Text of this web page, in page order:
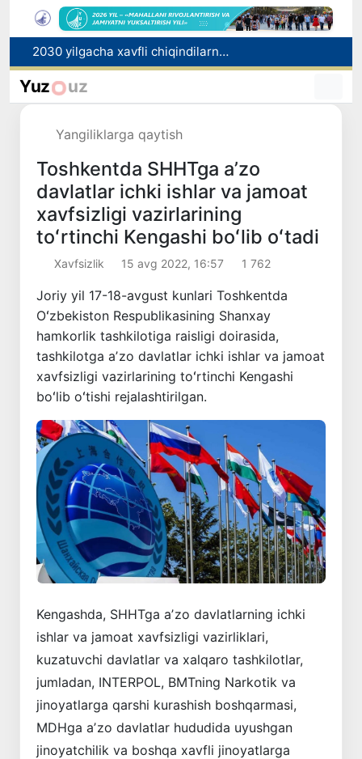
2030 yilgacha xavfli chiqindilarni qayta ishlash darajasi 20 foizga yetkaziladi
Oʻzbekiston ilk bor Xalqaro informatika olimpiadasi — IOI 2026ga mezbonlik qiladi
Yuz uz
Yangiliklarga qaytish
Toshkentda SHHTga aʼzo
davlatlar ichki ishlar va jamoat
xavfsizligi vazirlarining
toʻrtinchi Kengashi boʻlib oʻtadi
Xavfsizlik 15 avg 2022, 16:57 1 762
Joriy yil 17-18-avgust kunlari Toshkentda
Oʻzbekiston Respublikasining Shanxay
hamkorlik tashkilotiga raisligi doirasida,
tashkilotga aʼzo davlatlar ichki ishlar va jamoat
xavfsizligi vazirlarining toʻrtinchi Kengashi
boʻlib oʻtishi rejalashtirilgan.
Kengashda, SHHTga aʼzo davlatlarning ichki
ishlar va jamoat xavfsizligi vazirliklari,
kuzatuvchi davlatlar va xalqaro tashkilotlar,
jumladan, INTERPOL, BMTning Narkotik va
jinoyatlarga qarshi kurashish boshqarmasi,
MDHga aʼzo davlatlar hududida uyushgan
jinoyatchilik va boshqa xavfli jinoyatlarga